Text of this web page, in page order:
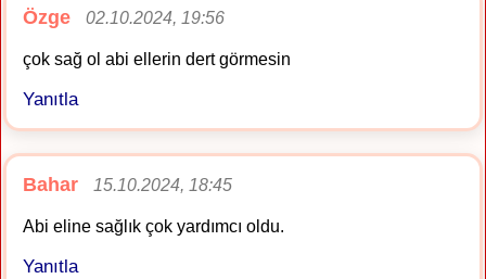
Özge 02.10.2024, 19:56
çok sağ ol abi ellerin dert görmesin
Yanıtla
Bahar 15.10.2024, 18:45
Abi eline sağlık çok yardımcı oldu.
Yanıtla